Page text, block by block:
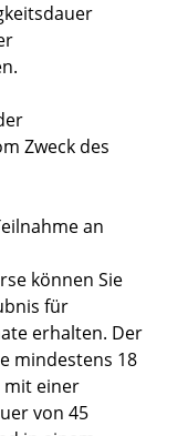
Zweck des
an
können Sie
für
erhalten. Der
mindestens 18
einer
von 45